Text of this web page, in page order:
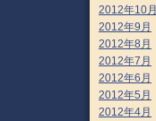
2012年10月
2012年9月
2012年8月
2012年7月
2012年6月
2012年5月
2012年4月